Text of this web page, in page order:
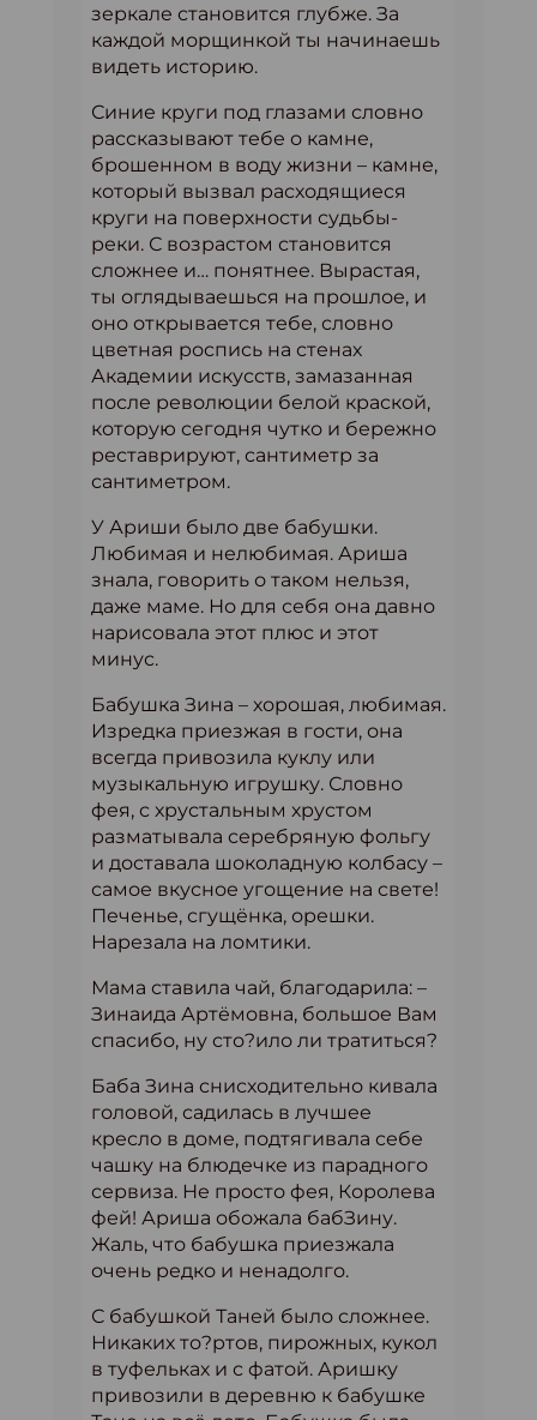
зеркале становится глубже. За
каждой морщинкой ты начинаешь
видеть историю.
Синие круги под глазами словно
рассказывают тебе о камне,
брошенном в воду жизни – камне,
который вызвал расходящиеся
круги на поверхности судьбы-
реки. С возрастом становится
сложнее и… понятнее. Вырастая,
ты оглядываешься на прошлое, и
оно открывается тебе, словно
цветная роспись на стенах
Академии искусств, замазанная
после революции белой краской,
которую сегодня чутко и бережно
реставрируют, сантиметр за
сантиметром.
У Ариши было две бабушки.
Любимая и нелюбимая. Ариша
знала, говорить о таком нельзя,
даже маме. Но для себя она давно
нарисовала этот плюс и этот
минус.
Бабушка Зина – хорошая, любимая.
Изредка приезжая в гости, она
всегда привозила куклу или
музыкальную игрушку. Словно
фея, с хрустальным хрустом
разматывала серебряную фольгу
и доставала шоколадную колбасу –
самое вкусное угощение на свете!
Печенье, сгущёнка, орешки.
Нарезала на ломтики.
Мама ставила чай, благодарила: –
Зинаида Артёмовна, большое Вам
спасибо, ну сто?ило ли тратиться?
Баба Зина снисходительно кивала
головой, садилась в лучшее
кресло в доме, подтягивала себе
чашку на блюдечке из парадного
сервиза. Не просто фея, Королева
фей! Ариша обожала бабЗину.
Жаль, что бабушка приезжала
очень редко и ненадолго.
С бабушкой Таней было сложнее.
Никаких то?ртов, пирожных, кукол
в туфельках и с фатой. Аришку
привозили в деревню к бабушке